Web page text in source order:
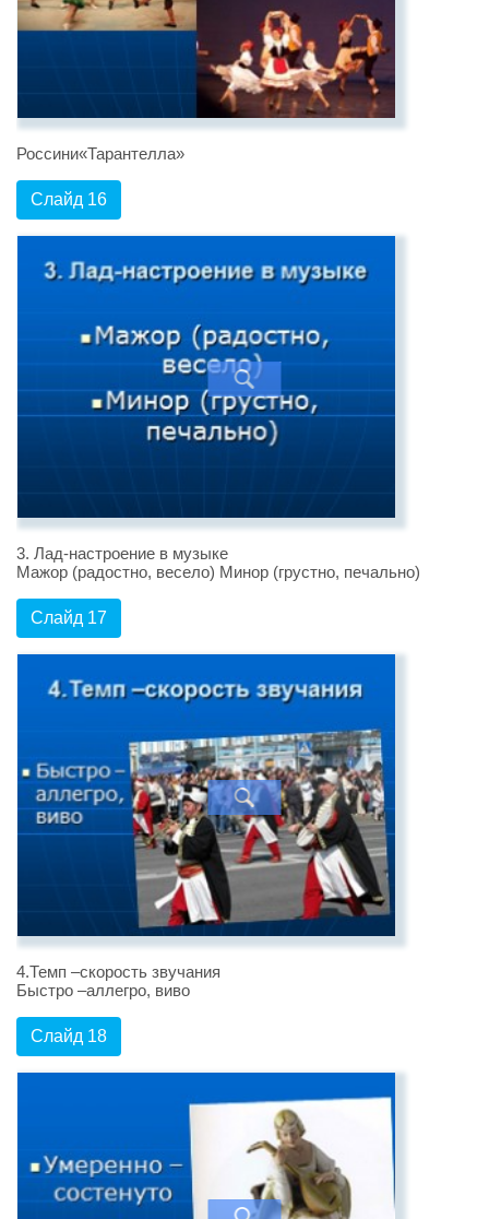
Россини«Тарантелла»
Слайд 16
3. Лад-настроение в музыке
Мажор (радостно, весело) Минор (грустно, печально)
Слайд 17
4.Темп –скорость звучания
Быстро –аллегро, виво
Слайд 18